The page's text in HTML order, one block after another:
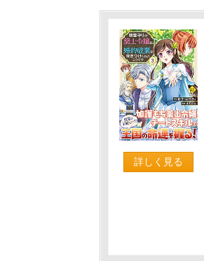
詳しく見る